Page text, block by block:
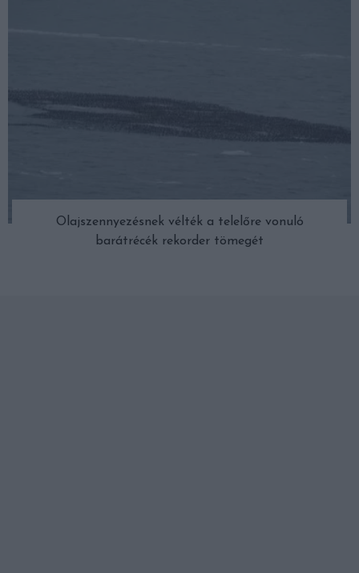
Olajszennyezésnek vélték a telelőre vonuló
barátrécék rekorder tömegét